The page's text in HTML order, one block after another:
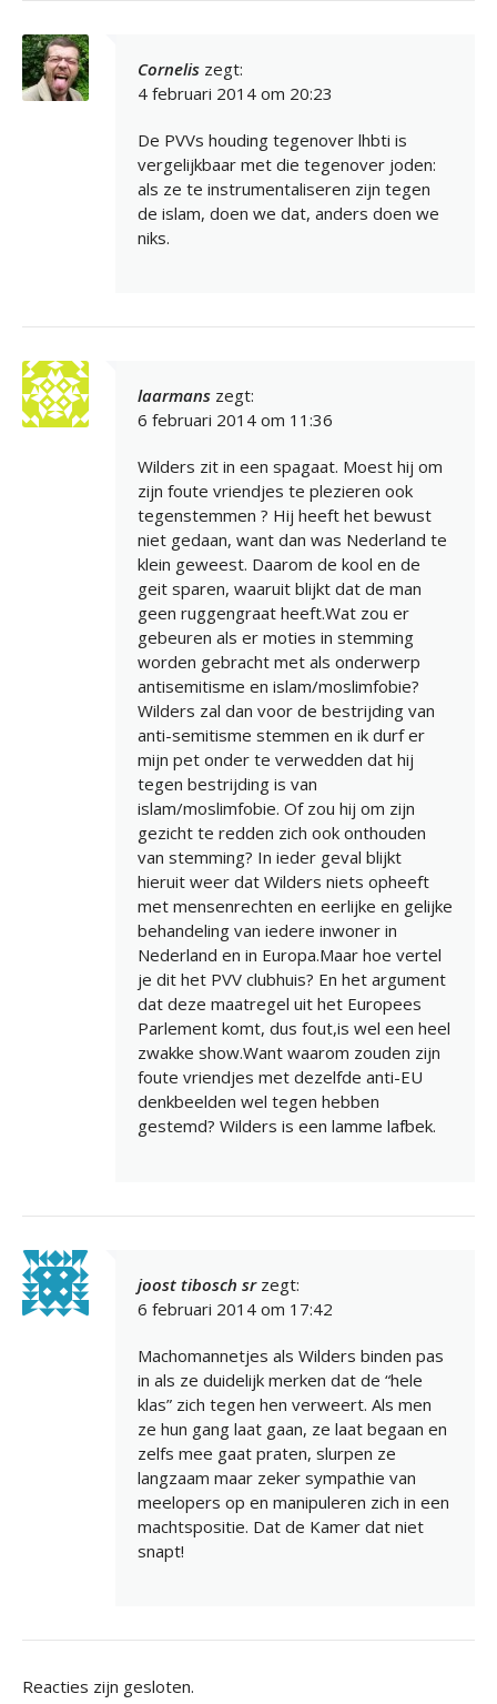
Cornelis zegt:
4 februari 2014 om 20:23
De PVVs houding tegenover lhbti is
vergelijkbaar met die tegenover joden:
als ze te instrumentaliseren zijn tegen
de islam, doen we dat, anders doen we
niks.
laarmans zegt:
6 februari 2014 om 11:36
Wilders zit in een spagaat. Moest hij om
zijn foute vriendjes te plezieren ook
tegenstemmen ? Hij heeft het bewust
niet gedaan, want dan was Nederland te
klein geweest. Daarom de kool en de
geit sparen, waaruit blijkt dat de man
geen ruggengraat heeft.Wat zou er
gebeuren als er moties in stemming
worden gebracht met als onderwerp
antisemitisme en islam/moslimfobie?
Wilders zal dan voor de bestrijding van
anti-semitisme stemmen en ik durf er
mijn pet onder te verwedden dat hij
tegen bestrijding is van
islam/moslimfobie. Of zou hij om zijn
gezicht te redden zich ook onthouden
van stemming? In ieder geval blijkt
hieruit weer dat Wilders niets opheeft
met mensenrechten en eerlijke en gelijke
behandeling van iedere inwoner in
Nederland en in Europa.Maar hoe vertel
je dit het PVV clubhuis? En het argument
dat deze maatregel uit het Europees
Parlement komt, dus fout,is wel een heel
zwakke show.Want waarom zouden zijn
foute vriendjes met dezelfde anti-EU
denkbeelden wel tegen hebben
gestemd? Wilders is een lamme lafbek.
joost tibosch sr zegt:
6 februari 2014 om 17:42
Machomannetjes als Wilders binden pas
in als ze duidelijk merken dat de “hele
klas” zich tegen hen verweert. Als men
ze hun gang laat gaan, ze laat begaan en
zelfs mee gaat praten, slurpen ze
langzaam maar zeker sympathie van
meelopers op en manipuleren zich in een
machtspositie. Dat de Kamer dat niet
snapt!
Reacties zijn gesloten.